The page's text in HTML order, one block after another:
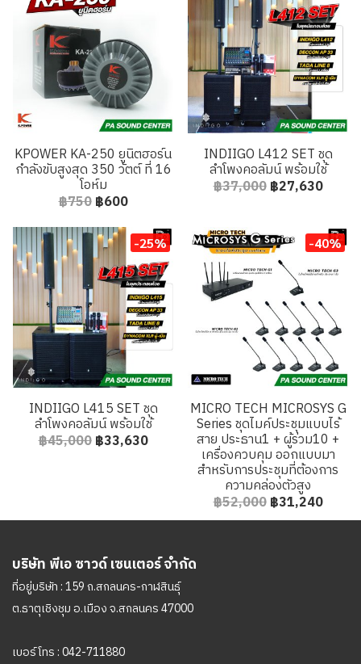
KPOWER KA-250 ยูนิตฮอร์น
กำลังขับสูงสุด 350 วัตต์ ที่ 16
โอห์ม
฿750 ฿600
INDIIGO L412 SET ชุด
ลำโพงคอลัมน์ พร้อมใช้
฿37,000 ฿27,630
-25%
INDIIGO L415 SET ชุด
ลำโพงคอลัมน์ พร้อมใช้
฿45,000 ฿33,630
-40%
MICRO TECH MICROSYS G
Series ชุดไมค์ประชุมแบบไร้
สาย ประธาน1 + ผู้ร่วม10 +
เครื่องควบคุม ออกแบบมา
สำหรับการประชุมที่ต้องการ
ความคล่องตัวสูง
฿52,000 ฿31,240
บริษัท พีเอ ซาวด์ เซนเตอร์ จำกัด
ที่อยู่บริษัท : 159 ถ.สกลนคร-กาฬสินธุ์
ต.ธาตุเชิงชุม อ.เมือง จ.สกลนคร 47000
เบอร์โทร :042-711880